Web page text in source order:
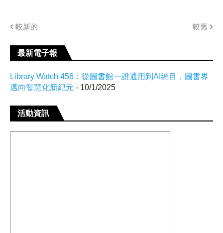
較新的 較舊
最新電子報
Library Watch 456：從圖書館一證通用到AI編目，圖書界
邁向智慧化新紀元 - 10/1/2025
活動資訊